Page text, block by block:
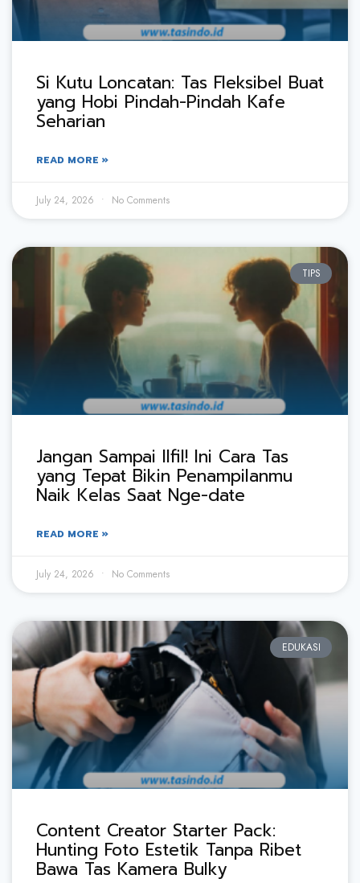
Si Kutu Loncatan: Tas Fleksibel Buat
yang Hobi Pindah-Pindah Kafe
Seharian
READ MORE »
July 24, 2026 No Comments
TIPS
Jangan Sampai Ilfil! Ini Cara Tas
yang Tepat Bikin Penampilanmu
Naik Kelas Saat Nge-date
READ MORE »
July 24, 2026 No Comments
EDUKASI
Content Creator Starter Pack:
Hunting Foto Estetik Tanpa Ribet
Bawa Tas Kamera Bulky